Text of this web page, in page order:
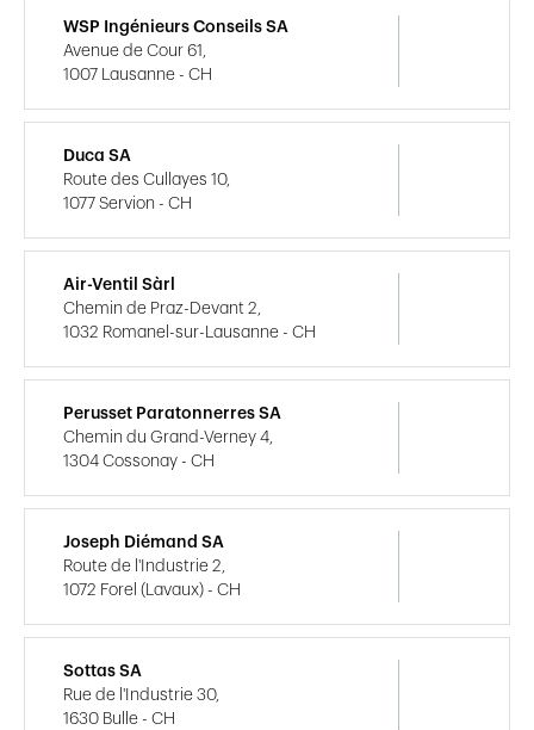
WSP Ingénieurs Conseils SA
Avenue de Cour 61,
1007 Lausanne - CH
Duca SA
Route des Cullayes 10,
1077 Servion - CH
Air-Ventil Sàrl
Chemin de Praz-Devant 2,
1032 Romanel-sur-Lausanne - CH
Perusset Paratonnerres SA
Chemin du Grand-Verney 4,
1304 Cossonay - CH
Joseph Diémand SA
Route de l'Industrie 2,
1072 Forel (Lavaux) - CH
Sottas SA
Rue de l'Industrie 30,
1630 Bulle - CH